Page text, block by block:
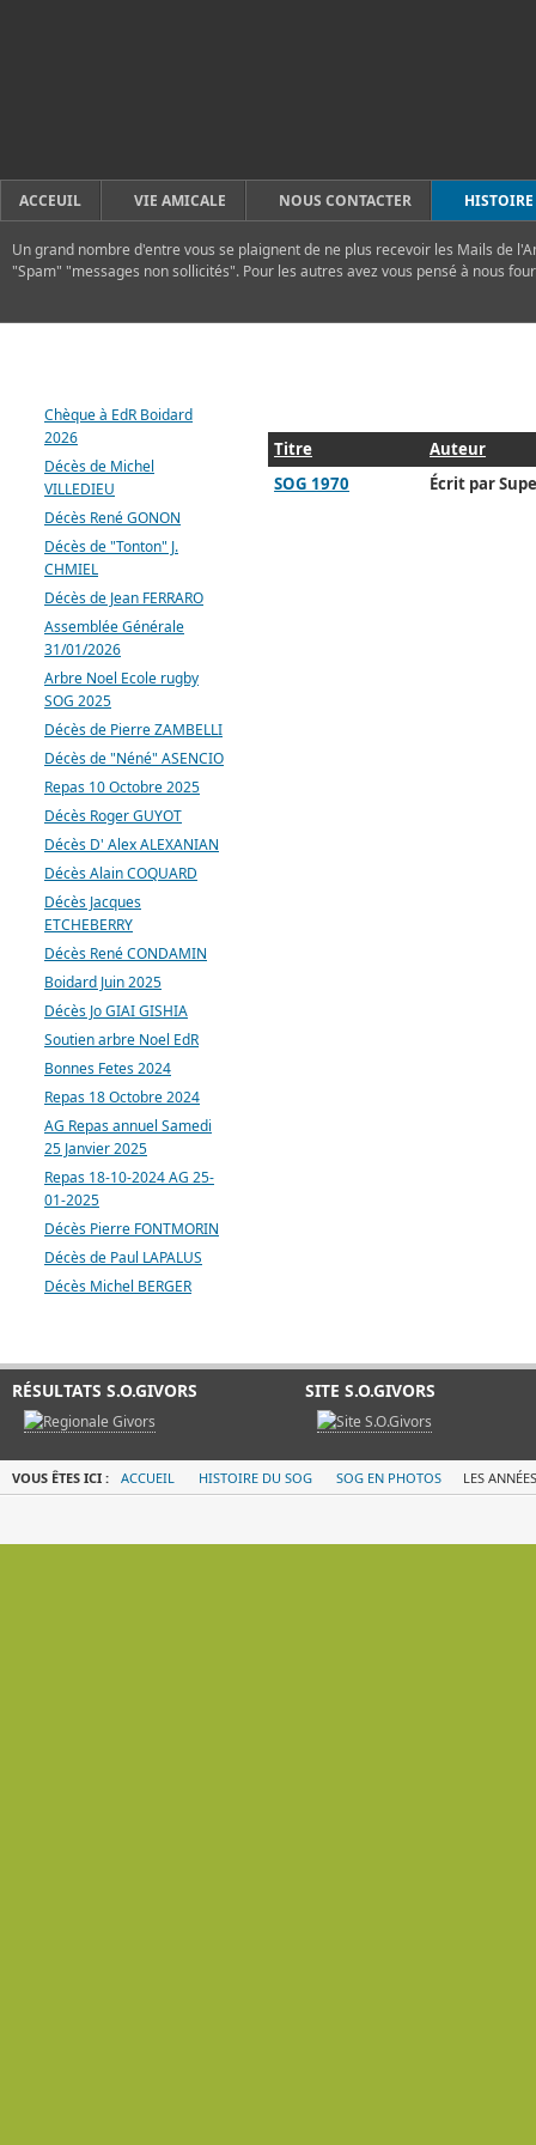
ACCEUIL VIE AMICALE NOUS CONTACTER
Un grand nombre d'entre vous se plaignent de ne plus recevoir les Mails de
"Spam" "messages non sollicités". Pour les autres avez vous pensé à nous
Titre
Auteur
SOG 1970
Écrit par
Chèque à EdR Boidard
2026
Décès de Michel
VILLEDIEU
Décès René GONON
Décès de "Tonton" J.
CHMIEL
Décès de Jean FERRARO
Assemblée Générale
31/01/2026
Arbre Noel Ecole rugby
SOG 2025
Décès de Pierre ZAMBELLI
Décès de "Néné" ASENCIO
Repas 10 Octobre 2025
Décès Roger GUYOT
Décès D' Alex ALEXANIAN
Décès Alain COQUARD
Décès Jacques
ETCHEBERRY
Décès René CONDAMIN
Boidard Juin 2025
Décès Jo GIAI GISHIA
Soutien arbre Noel EdR
Bonnes Fetes 2024
Repas 18 Octobre 2024
AG Repas annuel Samedi
25 Janvier 2025
Repas 18-10-2024 AG 25-
01-2025
Décès Pierre FONTMORIN
Décès de Paul LAPALUS
Décès Michel BERGER
RÉSULTATS S.O.GIVORS SITE S.O.GIVORS
VOUS ÊTES ICI : ACCUEIL HISTOIRE DU SOG SOG EN PHOTOS LES